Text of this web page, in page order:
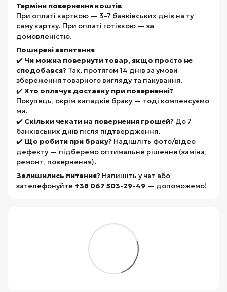
Терміни повернення коштів
При оплаті карткою — 3–7 банківських днів на ту
саму картку. При оплаті готівкою — за
домовленістю.
Поширені запитання
✔️ Чи можна повернути товар, якщо просто не
сподобався? Так, протягом 14 днів за умови
збереження товарного вигляду та пакування.
✔️Хто оплачує доставку при поверненні?
Покупець, окрім випадків браку — тоді компенсуємо
ми.
✔️ Скільки чекати на повернення грошей? До 7
банківських днів після підтвердження.
✔️ Що робити при браку? Надішліть фото/відео
дефекту — підберемо оптимальне рішення (заміна,
ремонт, повернення).
Залишились питання? Напишіть у чат або
зателефонуйте +38 067 503-29-49 — допоможемо!